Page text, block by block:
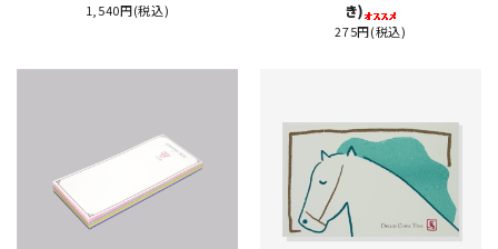
JAMグッズ
在庫限り
1,540円(税込)
き)
275円(税込)